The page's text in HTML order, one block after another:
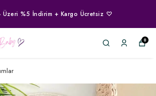
%5 İndirim + Kargo Ücretsiz ♡
0